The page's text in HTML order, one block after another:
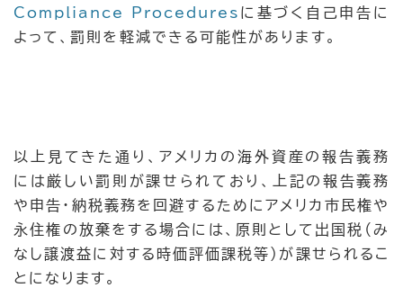
Compliance Procedures に基づく自己申告に
よって、罰則を軽減できる可能性があります。
以上見てきた通り、アメリカの海外資産の報告義務
には厳しい罰則が課せられており、上記の報告義務
や申告・納税義務を回避するためにアメリカ市民権や
永住権の放棄をする場合には、原則として出国税（み
なし譲渡益に対する時価評価課税等）が課せられるこ
とになります。